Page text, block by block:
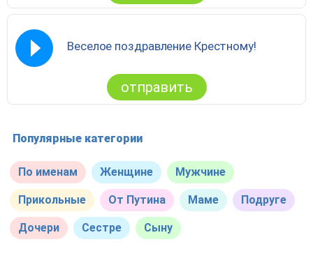
Веселое поздравление Крестному!
отправить
Популярные категории
По именам Женщине Мужчине
Прикольные От Путина Маме Подруге
Дочери Сестре Сыну